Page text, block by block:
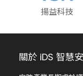
揚益科技
關於 iDS 智慧